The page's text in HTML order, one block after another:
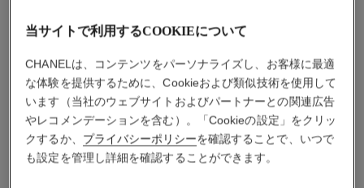
マップで確認
当サイトで利用するCOOKIEについて
CHANELは、コンテンツをパーソナライズし、お客様に最適
な体験を提供するために、Cookieおよび類似技術を使用して
います（当社のウェブサイトおよびパートナーとの関連広告
やレコメンデーションを含む）。「Cookieの設定」をクリッ
クするか、 プライバシーポリシーを確認することで、いつで
も設定を管理し詳細を確認することができます。